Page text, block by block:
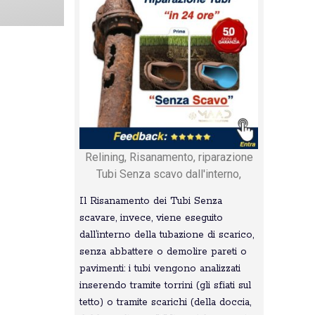
Relining, Risanamento, riparazione
Tubi Senza scavo dall'interno,
Il Risanamento dei Tubi Senza
scavare, invece, viene eseguito
dall’interno della tubazione di scarico,
senza abbattere o demolire pareti o
pavimenti: i tubi vengono analizzati
inserendo tramite torrini (gli sfiati sul
tetto) o tramite scarichi (della doccia,